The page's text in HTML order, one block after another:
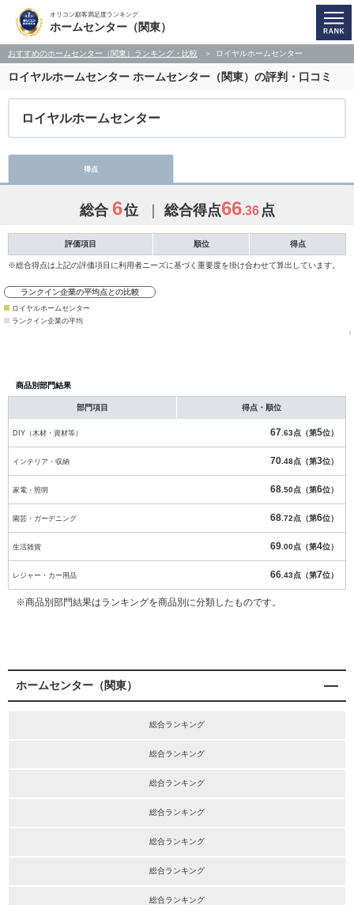
オリコン顧客満足度ランキング
ホームセンター（関東）
おすすめのホームセンター（関東）ランキング・比較 ロイヤルホームセンター
ロイヤルホームセンター ホームセンター（関東）の評判・口コミ
ロイヤルホームセンター
得点
総合 6位 総合得点66.36 点
評価項目 順位 得点
※総合得点は上記の評価項目に利用者ニーズに基づく重要度を掛け合わせて算出しています。
ランクイン企業の平均点との比較
ロイヤルホームセンター
ランクイン企業の平均
商品別部門結果
部門項目 得点・順位
DIY（木材・資材等） 67 .63点（第5位）
インテリア・収納 70 .48点（第3位）
家電・照明 68 .50点（第6位）
園芸・ガーデニング 68 .72点（第6位）
生活雑貨 69 .00点（第4位）
レジャー・カー用品 66 .43点（第7位）
※商品別部門結果はランキングを商品別に分類したものです。
ホームセンター（関東）
総合ランキング
総合ランキング
総合ランキング
総合ランキング
総合ランキング
総合ランキング
総合ランキング